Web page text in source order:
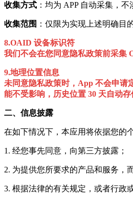
收集方式 ：均为 APP 自动采集，
收集范围 ：仅限为实现上述明确
8.OAID 设备标识符
我们不会在您同意隐私政策前采集
9.地理位置信息
未同意隐私政策时，App 不会申请
能不受影响，历史位置 30 天自动存
二、信息披露
在如下情况下，本应用将依据您的
1. 经您事先同意，向第三方披露；
2. 为提供您所要求的产品和服务，
3. 根据法律的有关规定，或者行政